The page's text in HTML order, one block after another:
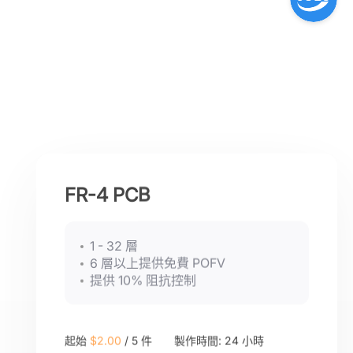
FR-4 PCB
1 - 32 層
6 層以上提供免費 POFV
提供 10% 阻抗控制
起始 $2.00 / 5 件 製作時間: 24 小時